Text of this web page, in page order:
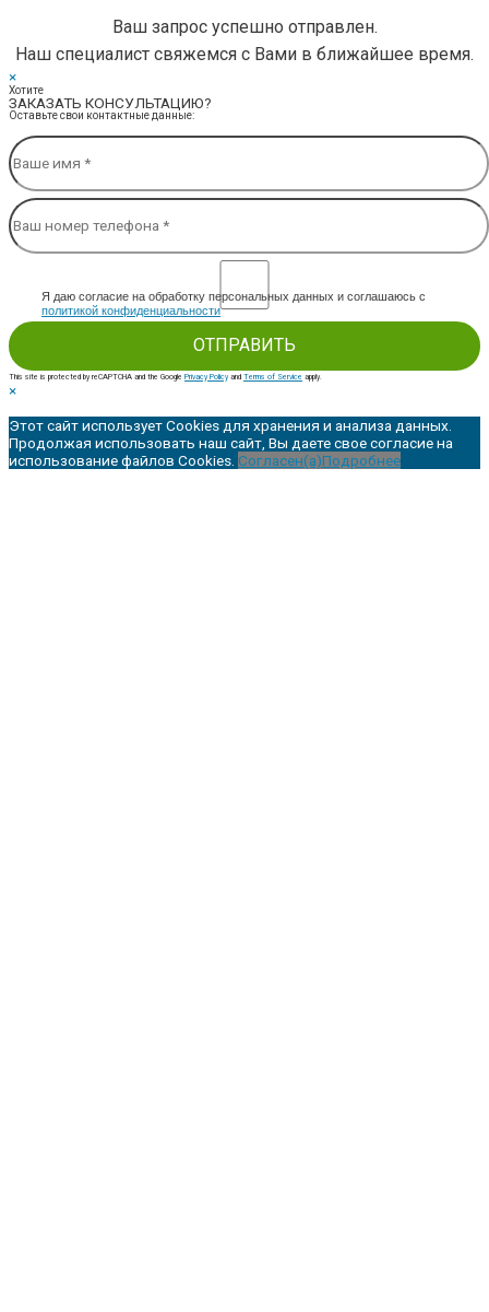
Ваш запрос успешно отправлен.
Наш специалист свяжемся с Вами в ближайшее время.
×
Хотите
ЗАКАЗАТЬ КОНСУЛЬТАЦИЮ?
Оставьте свои контактные данные:
Я даю согласие на обработку персональных данных и соглашаюсь c
политикой конфиденциальности
This site is protected by reCAPTCHA and the Google Privacy Policy and Terms of Service apply.
×
Этот сайт использует Cookies для хранения и анализа данных.
Продолжая использовать наш сайт, Вы даете свое согласие на
использование файлов Cookies. Согласен(а)Подробнее